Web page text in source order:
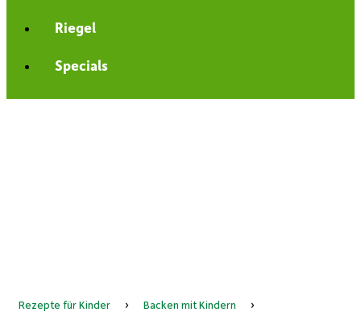
Riegel
Specials
Rezepte für Kinder › Backen mit Kindern
›